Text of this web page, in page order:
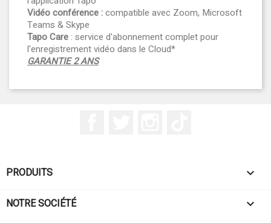
Vidéo conférence :compatible avec Zoom, Microsoft
Teams & Skype
Tapo Care : service d'abonnement complet pour
l'enregistrement vidéo dans le Cloud*
GARANTIE 2 ANS
PRODUITS 
NOTRE SOCIÉTÉ 